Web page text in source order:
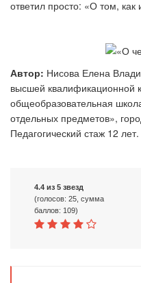
ответил просто: «О том,
Автор: Нисова Елена
высшей квалификационной
общеобразовательная
отдельных предметов»,
Педагогический стаж 12 лет.
4.4 из 5 звезд
(голосов: 25, сумма
баллов: 109)